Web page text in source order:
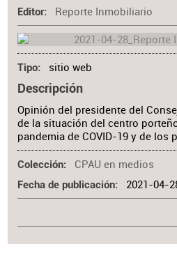
Editor Reporte Inmobiliario
Tipo sitio web
Descripción
Opinión del presidente del
de la situación del centro
pandemia de COVID-19 y de los
Colección CPAU en medios
Fecha de publicación 2021-04-